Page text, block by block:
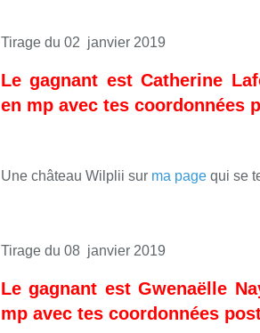
Tirage du 02 janvier 2019
Le gagnant est Catherine
en mp avec tes coordonnées
Une château Wilplii sur ma page qui se
Tirage du 08 janvier 2019
Le gagnant est Gwenaëlle
mp avec tes coordonnées